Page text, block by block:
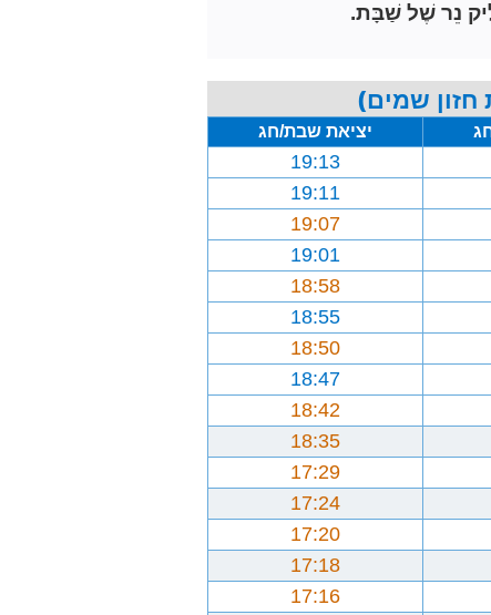
נֵר שֶׁל שַׁבָּת.
שמים)
יציאת שבת/חג
19:13
19:11
19:07
19:01
18:58
18:55
18:50
18:47
18:42
18:35
17:29
17:24
17:20
17:18
17:16